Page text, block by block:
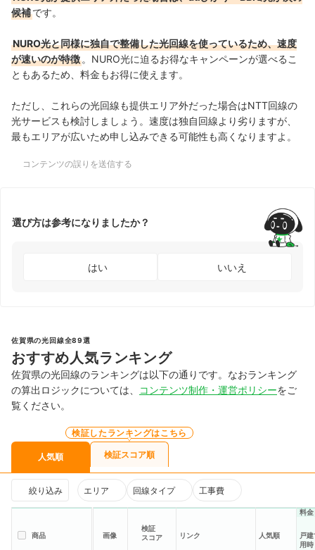
候補です。
NURO光と同様に独自で整備した光回線を使っているため、速度
が速いのが特徴 。NURO光に迫るお得なキャンペーンが選べるこ
ともあるため、料金もお得に使えます。
ただし、これらの光回線も提供エリア外だった場合はNTT回線の
光サービスも検討しましょう。速度は独自回線より劣りますが、
最もエリアが広いため申し込みできる可能性も高くなりますよ。
コンテンツの誤りを送信する
選び方は参考になりましたか？
はい いいえ
佐賀県の光回線全89選
おすすめ人気ランキング
佐賀県の光回線のランキングは以下の通りです。なおランキング
の算出ロジックについては、
コンテンツ制作・運営ポリシーをご
覧ください。
人気順
検証したランキングはこちら
検証スコア順
絞り込み エリア 回線タイプ 工事費
商品 画像
検証
スコア
リンク 人気順
料金
戸
用時